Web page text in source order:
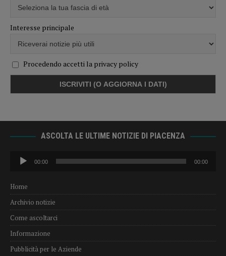
Interesse principale
Procedendo accetti la privacy policy
ASCOLTA LE ULTIME NOTIZIE DI PIACENZA
Audio
Player
00:00 00:00
Home
Archivio notizie
Come ascoltarci
Informazione
Pubblicità per le Aziende